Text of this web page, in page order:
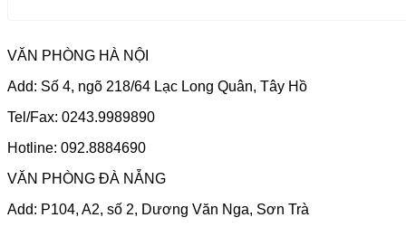
VĂN PHÒNG HÀ NỘI
Add: Số 4, ngõ 218/64 Lạc Long Quân, Tây Hồ
Tel/Fax: 0243.9989890
Hotline: 092.8884690
VĂN PHÒNG ĐÀ NẴNG
Add: P104, A2, số 2, Dương Văn Nga, Sơn Trà